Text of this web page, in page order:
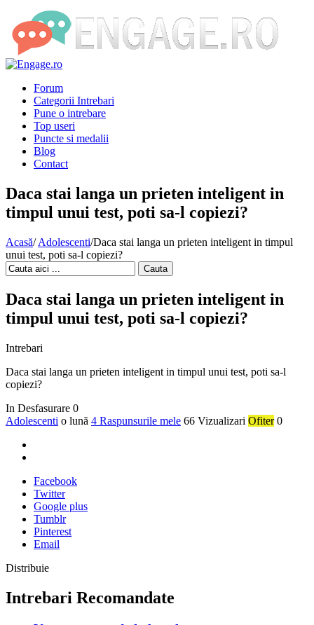
Forum
Categorii Intrebari
Pune o intrebare
Top useri
Puncte si medalii
Blog
Contact
Daca stai langa un prieten inteligent in
timpul unui test, poti sa-l copiezi?
Acasă/ Adolescenti/Daca stai langa un prieten inteligent in timpul
unui test, poti sa-l copiezi?
Cauta
Daca stai langa un prieten inteligent in
timpul unui test, poti sa-l copiezi?
Intrebari
Daca stai langa un prieten inteligent in timpul unui test, poti sa-l
copiezi?
In Desfasurare 0
Adolescenti o lună 4 Raspunsurile mele 66 Vizualizari Ofiter 0
Facebook
Twitter
Google plus
Tumblr
Pinterest
Email
Distribuie
Intrebari Recomandate